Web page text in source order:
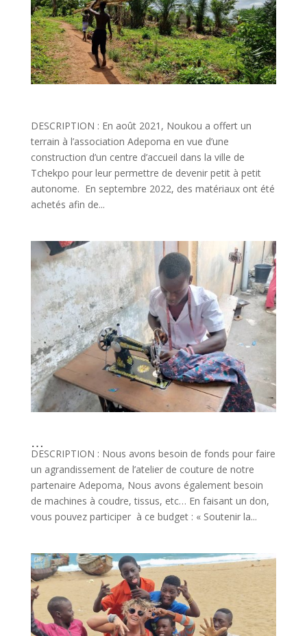
DESCRIPTION : En août 2021, Noukou a offert un
terrain à l’association Adepoma en vue d’une
construction d’un centre d’accueil dans la ville de
Tchekpo pour leur permettre de devenir petit à petit
autonome. En septembre 2022, des matériaux ont été
achetés afin de...
DESCRIPTION : Nous avons besoin de fonds pour faire
un agrandissement de l’atelier de couture de notre
partenaire Adepoma, Nous avons également besoin
de machines à coudre, tissus, etc… En faisant un don,
vous pouvez participer à ce budget : « Soutenir la...